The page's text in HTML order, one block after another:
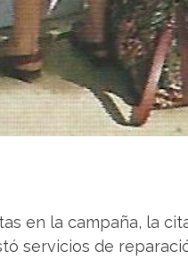
en la campaña, la
servicios de